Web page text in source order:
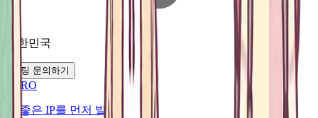
대한민국
채팅 문의하기
PRO
더 좋은 IP를 먼저 발견하세요.